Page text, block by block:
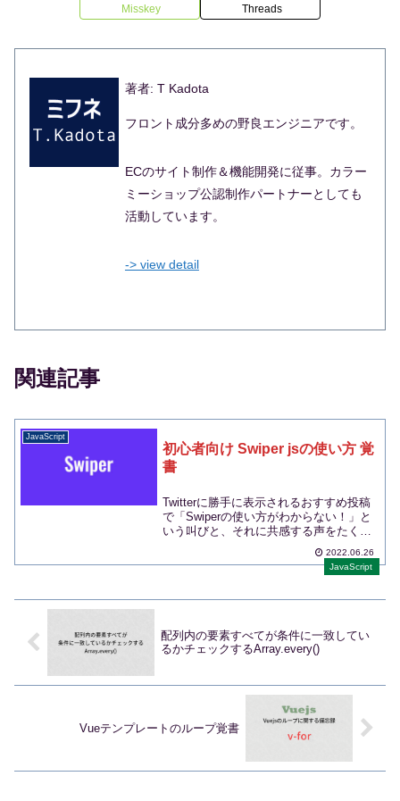
Misskey Threads
著者: T Kadota
フロント成分多めの野良エンジニアです。
ECのサイト制作＆機能開発に従事。カラー
ミーショップ公認制作パートナーとしても
活動しています。
-> view detail
関連記事
JavaScript
初心者向け Swiper jsの使い方 覚
書
Twitterに勝手に表示されるおすすめ投稿
で「Swiperの使い方がわからない！」と
いう叫びと、それに共感する声をたくさ
2022.06.26
JavaScript
配列内の要素すべてが条件に一致してい
るかチェックするArray.every()
Vueテンプレートのループ覚書